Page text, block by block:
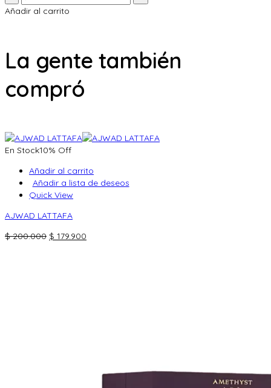
Añadir al carrito
La gente también
compró
En Stock10% Off
Añadir al carrito
Añadir a lista de deseos
Quick View
AJWAD LATTAFA
$200.000 El
$ 179.900